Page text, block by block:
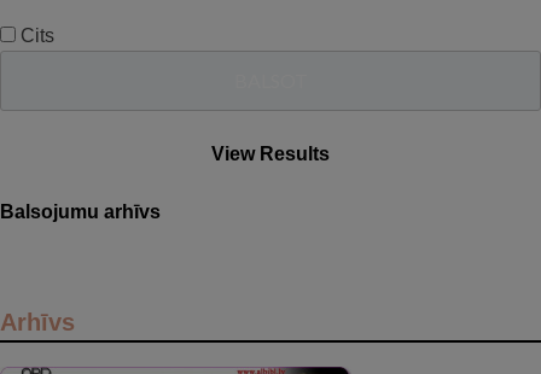
Cits
View Results
Balsojumu arhīvs
Arhīvs